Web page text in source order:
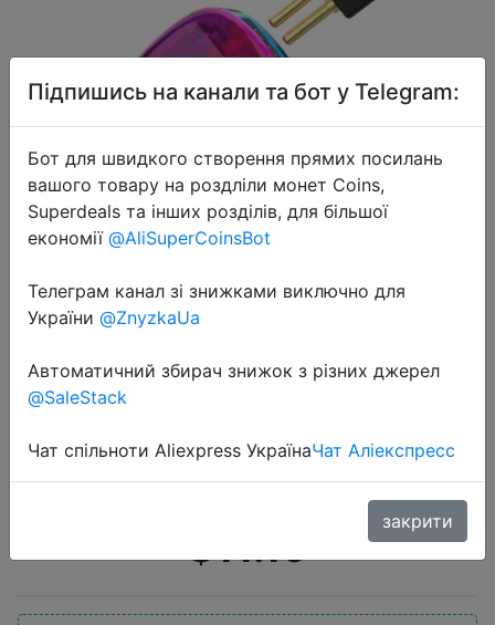
2020-08-16
QKZ VK4 DD, гарнитура Hi-Fi с
басами и шумоподавлением,
сменным кабелем
$11.19
Підпишись на канали та бот у Telegram:
Бот для швидкого створення прямих посилань
вашого товару на роздліли монет Coins,
Superdeals та інших розділів, для більшої
економії @AliSuperCoinsBot
Телеграм канал зі знижками виключно для
України @ZnyzkaUa
Автоматичний збирач знижок з різних джерел
@SaleStack
Чат спільноти Aliexpress УкраїнаЧат Аліекспресс
закрити